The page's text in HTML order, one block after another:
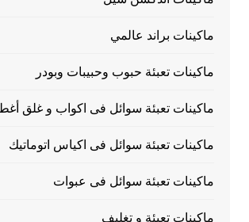
ماكينات براند عالمي
ماكينات تعبئة حبوب وحبيبات وبودر
ماكينات تعبئة سوائل فى اكواب و غلق
ماكينات تعبئة سوائل فى اكياس اتوماتيك
ماكينات تعبئة سوائل فى عبوات
ماكينات تعبئة و تغليف